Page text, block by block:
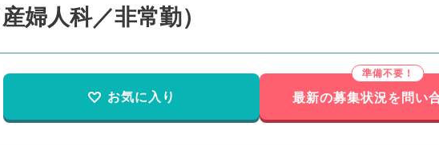
婦人科／非常勤）
お気に入り 最新の募集状況を問い